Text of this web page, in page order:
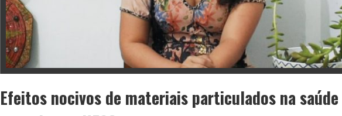
Efeitos nocivos de materiais particulados na